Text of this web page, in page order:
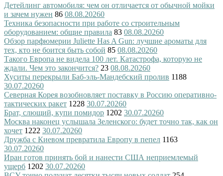
Детейлинг автомобиля: чем он отличается от обычной мойки
и зачем нужен 86 08.08.20260
Техника безопасности при работе со строительным
оборудованием: общие правила 83 08.08.20260
Обзор парфюмерии Juliette Has A Gun: лучшие ароматы для
тех, кто не боится быть собой 85 08.08.20260
Такого Европа не видела 100 лет. Катастрофа, которую не
ждали. Чем это закончится? 23 08.08.20260
Хуситы перекрыли Баб-эль-Мандебский пролив 1188
30.07.20260
Северная Корея возобновляет поставку в Россию оперативно-
тактических ракет 1228 30.07.20260
Брат, слющий, купи помидор 1202 30.07.20260
Москва наконец услышала Зеленского: будет точно так, как он
хочет 1222 30.07.20260
Дружба с Киевом превратила Европу в пепел 1163
30.07.20260
Иран готов принять бой и нанести США неприемлемый
ущерб 1202 30.07.20260